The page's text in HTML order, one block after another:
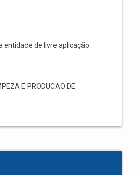
entidade de livre aplicação
E PRODUCAO DE